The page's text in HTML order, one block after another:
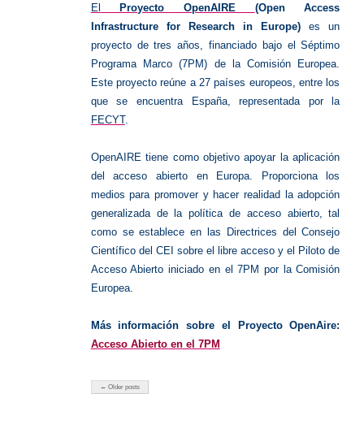
El Proyecto OpenAIRE (Open Access
Infrastructure for Research in Europe) es un
proyecto de tres años, financiado bajo el Séptimo
Programa Marco (7PM) de la Comisión Europea.
Este proyecto reúne a 27 países europeos, entre los
que se encuentra España, representada por la
FECYT.
OpenAIRE tiene como objetivo apoyar la aplicación
del acceso abierto en Europa. Proporciona los
medios para promover y hacer realidad la adopción
generalizada de la política de acceso abierto, tal
como se establece en las Directrices del Consejo
Científico del CEI sobre el libre acceso y el Piloto de
Acceso Abierto iniciado en el 7PM por la Comisión
Europea.
Más información sobre el Proyecto OpenAire:
Acceso Abierto en el 7PM
← Older posts